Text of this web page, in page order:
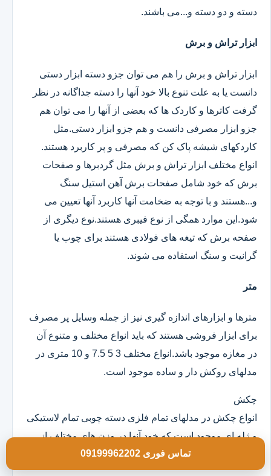
دسته و دو دسته و...می باشند.
ابزار تراش و برش
ابزار تراش و برش را هم می توان جزو دسته ابزار دستی
دانست یا به علت تنوع بالا خود آنها را دسته جداگانه در نظر
گرفت کاترها و کاردک ها که بعضی از آنها را می توان هم
جزو ابزار مصرفی دانست و هم جزو ابزار دستی.مثل
کاردکهای شیشه پاک کن که مصرفی و پر کاربرد هستند.
انواع مختلف ابزار تراش و برش مثل گردبرها و صفحات
برش که خود شامل صفحات برش آهن استیل سنگ
و...هستند و با توجه به ضخامت آنها کاربرد آنها تعیین می
شود.این موارد همگی از نوع فیبری هستند.نوع دیگری از
صفحه برش که تیغه های فولادی هستند برای چوب یا
گرانیت و سنگ استفاده می شوند.
متر
مترها و ابزارهای اندازه گیری نیز از جمله وسایل پر مصرف
برای ابزار فروشی هستند که باید انواع مختلف و متنوع آن
در مغازه موجود باشد.انواع مختلف 3 5 7.5 و 10 متری در
مدلهای روکش دار و ساده موجود است.
چکش
انواع چکش در مدلهای تمام فلزی دسته چوبی تمام لاستیکی
و ژله ای موجود است که خود آنها در وزن های مختلف از
تماس فوری 09199962202